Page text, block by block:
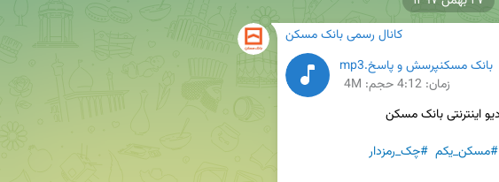
کانال رسمی بانک مسکن
بانک مسکنپرسش و پاسخ.mp3
زمان: 4:12حجم: 4M
#مسکن_یکم #چک_رمزدار